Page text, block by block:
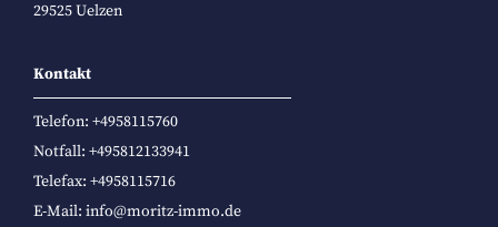
29525 Uelzen
Kontakt
Telefon: +4958115760
Notfall: +495812133941
Telefax: +4958115716
E-Mail: info@moritz-immo.de